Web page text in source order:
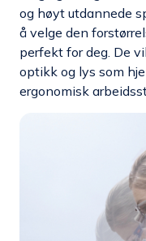
og høyt utdannede
å velge den
perfekt for deg. De
optikk og lys som
ergonomisk